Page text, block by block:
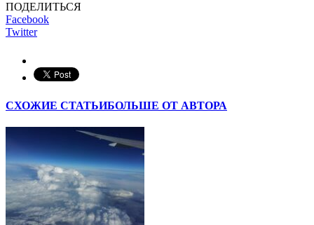
ПОДЕЛИТЬСЯ
Facebook
Twitter
СХОЖИЕ СТАТЬИБОЛЬШЕ ОТ АВТОРА